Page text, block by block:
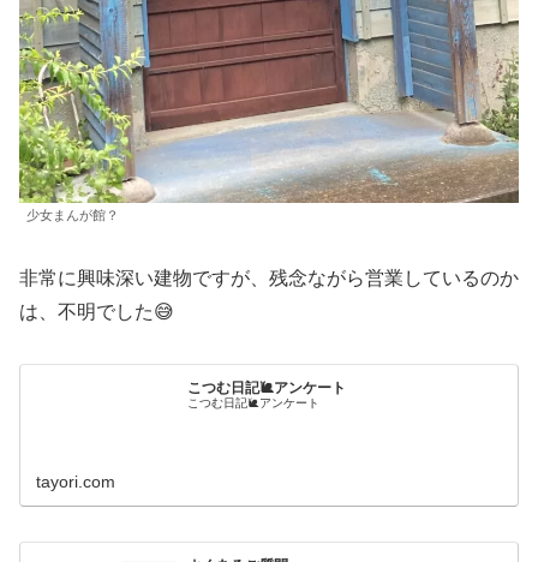
少女まんが館？
非常に興味深い建物ですが、残念ながら営業しているのか
は、不明でした😅
こつむ日記🐌アンケート
こつむ日記🐌アンケート
tayori.com